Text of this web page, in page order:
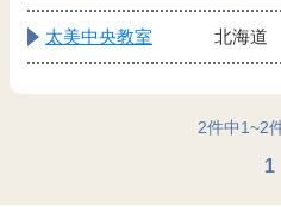
太美中央教室 北海道
2件中1~2
1